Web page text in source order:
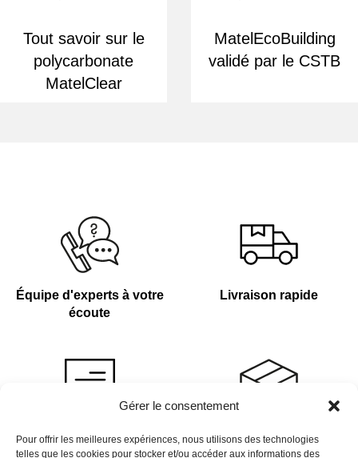
Gérer le consentement
Pour offrir les meilleures expériences, nous utilisons des technologies
telles que les cookies pour stocker et/ou accéder aux informations des
Tout savoir sur le
polycarbonate
MatelClear
MatelEcoBuilding
validé par le CSTB
Équipe d'experts à votre
écoute
Livraison rapide
Devis sur demande
Plus de 4 000 références